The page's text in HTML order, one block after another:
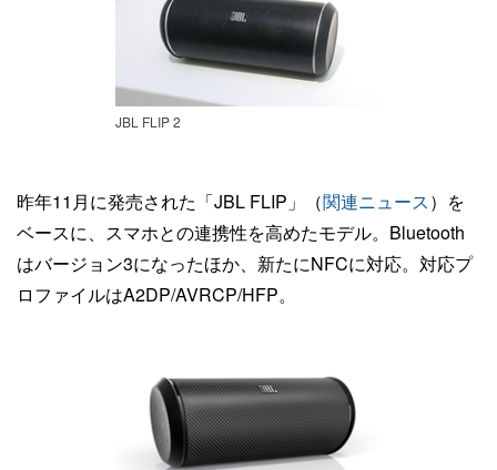
JBL FLIP 2
昨年11月に発売された「JBL FLIP」（関連ニュース）を
ベースに、スマホとの連携性を高めたモデル。Bluetooth
はバージョン3になったほか、新たにNFCに対応。対応プ
ロファイルはA2DP/AVRCP/HFP。